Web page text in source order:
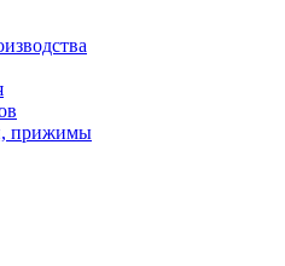
прижимы